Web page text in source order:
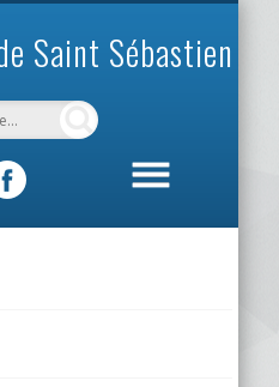
Saint Sébastien